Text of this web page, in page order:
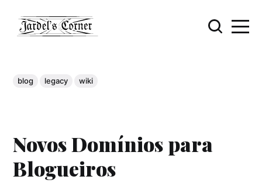
blog legacy wiki
Novos Domínios para
Blogueiros